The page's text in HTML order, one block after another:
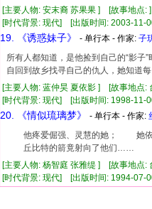
[主要人物: 安末裔 苏果果 ] [故事地点
[时代背景: 现代] [出版时间: 2003-
19. 《诱惑妹子》 - 单行本 - 作家: 子
所有人都知道，是他捡到自己的“影
自回到故乡找寻自己的仇人，她知道
[主要人物: 蓝仲昊 夏依影 ] [故事地点
[时代背景: 现代] [出版时间: 1998-
20. 《情似琉璃梦》 - 单行本 - 作家:
他疼爱倔强、灵慧的她； 她
丘比特的箭竟射向了他们……
[主要人物: 杨智庭 张雅缇 ] [故事地点
[时代背景: 现代] [出版时间: 1994-